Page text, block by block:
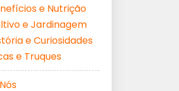
e Nutrição
e Jardinagem
e Curiosidades
e Truques